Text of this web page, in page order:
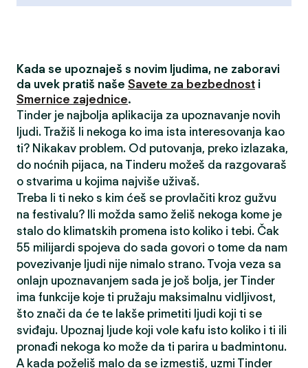
Kada se upoznaješ s novim ljudima, ne zaboravi
da uvek pratiš naše Savete za bezbednost i
Smernice zajednice.
Tinder je najbolja aplikacija za upoznavanje novih
ljudi. Tražiš li nekoga ko ima ista interesovanja kao
ti? Nikakav problem. Od putovanja, preko izlazaka,
do noćnih pijaca, na Tinderu možeš da razgovaraš
o stvarima u kojima najviše uživaš.
Treba li ti neko s kim ćeš se provlačiti kroz gužvu
na festivalu? Ili možda samo želiš nekoga kome je
stalo do klimatskih promena isto koliko i tebi. Čak
55 milijardi spojeva do sada govori o tome da nam
povezivanje ljudi nije nimalo strano. Tvoja veza sa
onlajn upoznavanjem sada je još bolja, jer Tinder
ima funkcije koje ti pružaju maksimalnu vidljivost,
što znači da će te lakše primetiti ljudi koji ti se
sviđaju. Upoznaj ljude koji vole kafu isto koliko i ti ili
pronađi nekoga ko može da ti parira u badmintonu.
A kada poželiš malo da se izmestiš, uzmi Tinder